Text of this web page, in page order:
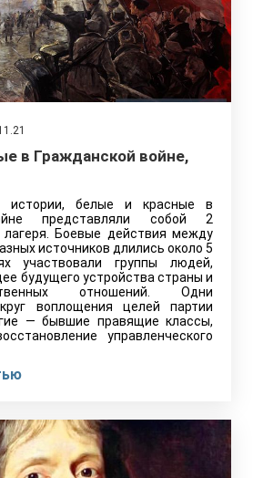
в Гражданской войне,
истории, белые и красные в
представляли собой 2
Боевые действия между
источников длились около 5
участвовали группы людей,
будущего устройства страны и
отношений. Одни
воплощения целей партии
— бывшие правящие классы,
управленческого